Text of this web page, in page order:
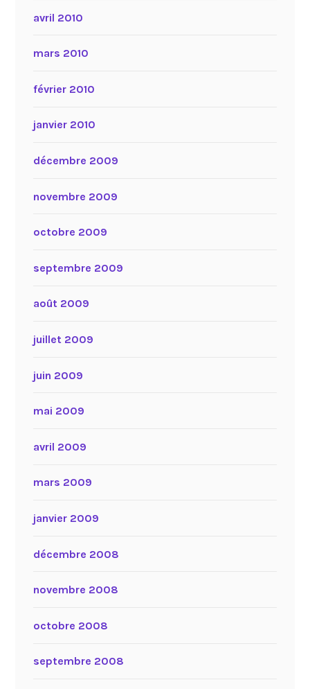
avril 2010
mars 2010
février 2010
janvier 2010
décembre 2009
novembre 2009
octobre 2009
septembre 2009
août 2009
juillet 2009
juin 2009
mai 2009
avril 2009
mars 2009
janvier 2009
décembre 2008
novembre 2008
octobre 2008
septembre 2008